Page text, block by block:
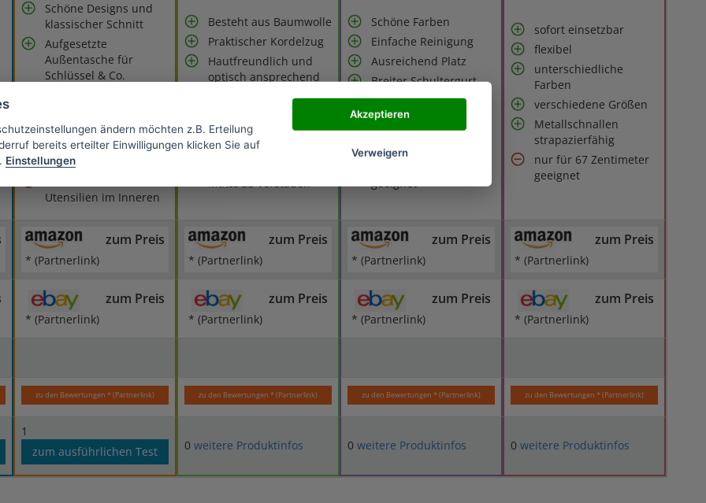
Schöne Designs und
klassischer Schnitt
Aufgesetzte
Außentasche für
Schlüssel & Co.
Dicker Schultergurt
und dichte
Reißverschlüsse
Utensilien im Inneren
Besteht aus Baumwolle
Praktischer Kordelzug
Hautfreundlich und
optisch ansprechend
Gute Verarbeitung und
Nicht für breite Matten
geeignet
Matte zu verstauen
Schöne Farben
Einfache Reinigung
Ausreichend Platz
Breiter Schultergurt
Etwas vorsichtiger
Umgang mit dem
Reißverschluss wichtig
Für sehr dicke
geeignet
sofort einsetzbar
flexibel
unterschiedliche
Farben
verschiedene Größen
Metallschnallen
strapazierfähig
nur für 67 Zentimeter
geeignet
zum Preis
* (Partnerlink)
zum Preis
* (Partnerlink)
zum Preis
* (Partnerlink)
zum Preis
* (Partnerlink)
zum Preis
* (Partnerlink)
zum Preis
* (Partnerlink)
zum Preis
* (Partnerlink)
zum Preis
* (Partnerlink)
zu den Bewertungen * (Partnerlink) zu den Bewertungen * (Partnerlink) zu den Bewertungen * (Partnerlink) zu den Bewertungen * (Partnerlink)
1
zum ausführlichen Test
0 weitere Produktinfos 0 weitere Produktinfos 0 weitere Produktinfos
ändern möchten z.B. Erteilung
bereits erteilter Einwilligungen klicken Sie auf
Einstellungen
Akzeptieren
Verweigern